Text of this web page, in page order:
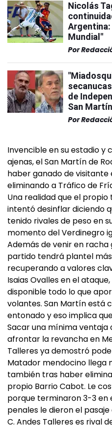
Nicolás
Argentina:
Mundial"
Por
de
San Martín
Por
Invencible en su estadio
ajenas, el San Martín de
haber ganado de visitante
eliminando a Tráfico de
Una realidad que el
intentó desinflar diciendo
tenido rivales de peso en
momento del Verdinegro
Además de venir en
partido tendrá plantel
recuperando a valores
Isaias Ovalles en el
disponible todo lo que
volantes. San Martín está
entonado y eso implica
Sacar una mínima ventaja
afrontar la revancha en
Talleres ya demostró
Matador mendocino llega
también tras haber
propio Barrio Cabot. Le
porque terminaron 3-3 en
penales le dieron el
C. Andes Talleres es rival